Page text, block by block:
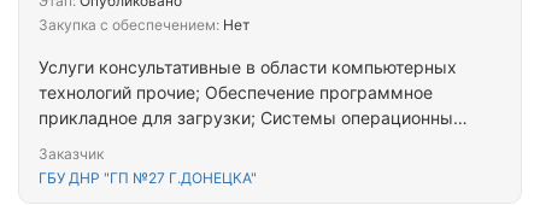
Услуги консультативные в области компьютерных
технологий прочие; Обеспечение программное
прикладное для загрузки; Системы операционные
предоставлению лицензий на право использовать
Заказчик
ГБУ ДНР "ГП №27 Г.ДОНЕЦКА"
Закупка с обеспечением: Нет